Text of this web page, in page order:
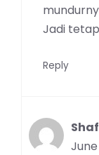
Jadi
Reply